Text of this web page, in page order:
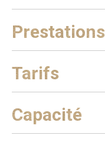
Prestations
Tarifs
Capacité